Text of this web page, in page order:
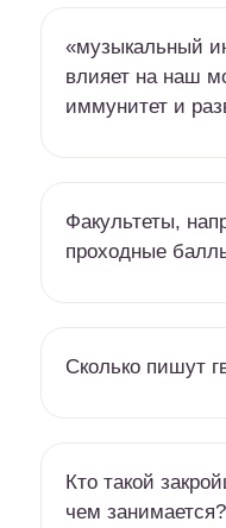
«музыкальный
влияет на наш
иммунитет и
Факультеты,
проходные
Сколько пишут
Кто такой
чем занимается?